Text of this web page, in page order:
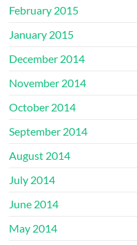
February 2015
January 2015
December 2014
November 2014
October 2014
September 2014
August 2014
July 2014
June 2014
May 2014